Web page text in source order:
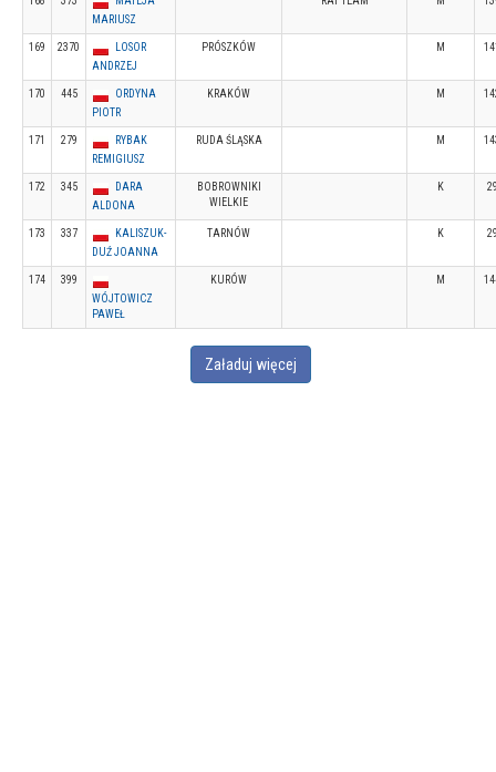
MARIUSZ
169 2370
LOSOR
ANDRZEJ
PRÓSZKÓW M
170 445
ORDYNA
PIOTR
KRAKÓW M
171 279
RYBAK
REMIGIUSZ
RUDA ŚLĄSKA M
172 345
DARA
ALDONA
BOBROWNIKI
WIELKIE
K
173 337
KALISZUK-
DUŹ JOANNA
TARNÓW K
174
399
WÓJTOWICZ
PAWEŁ
KURÓW M
Załaduj więcej